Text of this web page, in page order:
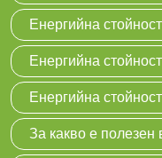
Енергийна
Енергийна
Енергийна
За какво е